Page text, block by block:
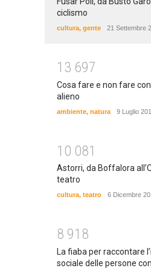
ciclismo
cultura, gente 21 Settembre
1 3 697
Cosa fare e non fare
alieno
ambiente, natura 9 Luglio
1 0 081
Astorri, da Boffalora
teatro
cultura, teatro 6 Dicembre
8 91 8
La fiaba per raccontare
sociale delle persone